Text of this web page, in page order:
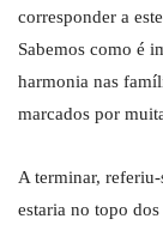
corresponder a
Sabemos como é
harmonia nas
marcados por
A terminar,
estaria no topo